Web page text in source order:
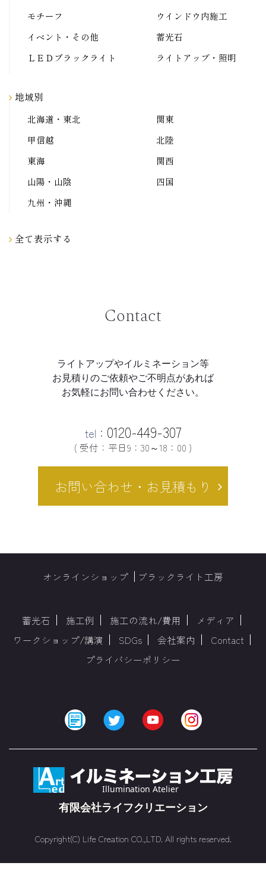
モチーフ
ウインドウ内施工
イベント・その他
蓄光石
ＬＥＤブラックライト
ライトアップ・照明
地域別
北海道・東北
関東
甲信越
北陸
東海
関西
山陽・山陰
四国
九州・沖縄
全て表示する
Contact
ライトアップやイルミネーション等
お見積りのご依頼やご不明点があれば
お気軽にお問い合わせください。
tel： 0120-449-307
( 受付：平日9：30～18：00 )
お問い合わせ・お見積もり
オンラインショップ ブラックライト工房
蓄光石 施工例 施工の流れ/費用
メディア
ワークショップ/講演
SDGs 会社案内
Contact
プライバシーポリシー
Copyright(C) Life Creation CO.,LTD. All rights reserved.